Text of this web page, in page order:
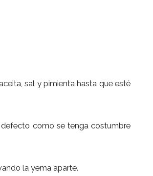
sal y pimienta hasta que esté
como se tenga costumbre
la yema aparte.